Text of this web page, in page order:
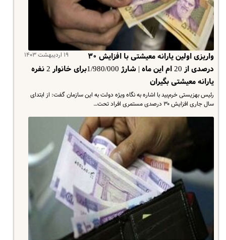
۱۹ اردیبهشت ۱۴۰۳
واریزی اولین یارانه معیشتی با افزایش ۳۰
درصدی از 20 ام این ماه | شارژ 1/980/000برای خانوار 2 نفره
یارانه معیشتی بگیران
رئیس بهزیستی خرم‌بید با اشاره به نگاه ویژه دولت به این سازمان گفت: از ابتدای
سال جاری افزایش ۳۰ درصدی مستمری افراد تحت…